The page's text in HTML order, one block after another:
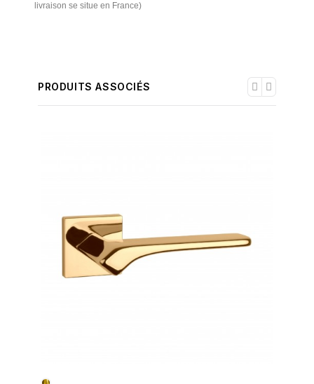
livraison se situe en France)
PRODUITS ASSOCIÉS